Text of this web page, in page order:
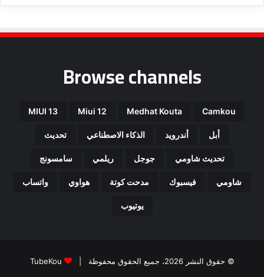
Browse channels
Camkou
Medhat Kouta
Miui 12
MIUI 13
أبل أندرويد الذكاء الاصطناعي تحديث
تحديث شاومي جوجل ريلمي سامسونج
شاومي فيسبوك مدحت كوتة هواوي واتساب
يوتيوب
© حقوق النشر 2026، جميع الحقوق محفوظة | TubeKou